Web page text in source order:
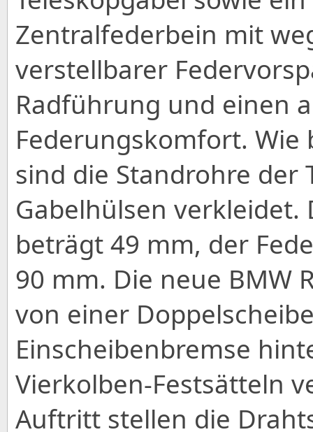
Zentralfederbein mit
verstellbarer
Radführung und einen
Federungskomfort. Wie
sind die Standrohre der
Gabelhülsen
beträgt 49 mm, der
90 mm. Die neue BMW
von einer
Einscheibenbremse
Vierkolben-Festsätteln
Auftritt stellen die